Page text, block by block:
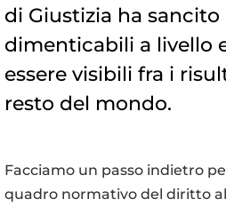
di Giustizia ha
dimenticabili a livello
essere visibili fra i
resto del mondo.
Facciamo un passo indietro
quadro normativo del diritto